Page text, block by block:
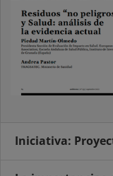
Iniciativa: